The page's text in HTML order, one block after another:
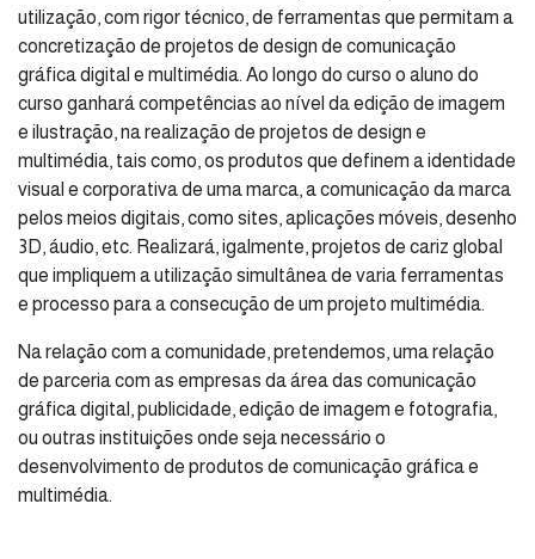
utilização, com rigor técnico, de ferramentas que permitam a
concretização de projetos de design de comunicação
gráfica digital e multimédia. Ao longo do curso o aluno do
curso ganhará competências ao nível da edição de imagem
e ilustração, na realização de projetos de design e
multimédia, tais como, os produtos que definem a identidade
visual e corporativa de uma marca, a comunicação da marca
pelos meios digitais, como sites, aplicações móveis, desenho
3D, áudio, etc. Realizará, igalmente, projetos de cariz global
que impliquem a utilização simultânea de varia ferramentas
e processo para a consecução de um projeto multimédia.
Na relação com a comunidade, pretendemos, uma relação
de parceria com as empresas da área das comunicação
gráfica digital, publicidade, edição de imagem e fotografia,
ou outras instituições onde seja necessário o
desenvolvimento de produtos de comunicação gráfica e
multimédia.